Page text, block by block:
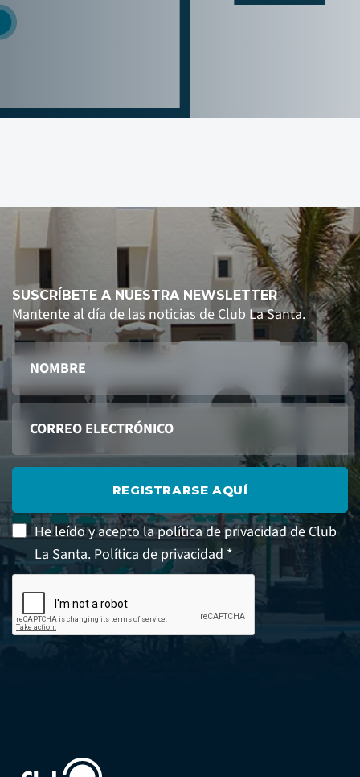
SUSCRÍBETE A NUESTRA NEWSLETTER
Mantente al día de las noticias de Club La Santa.
REGISTRARSE AQUÍ
He leído y acepto la política de privacidad de Club
La Santa.Política de privacidad *